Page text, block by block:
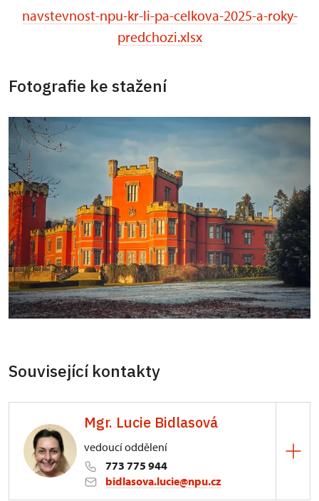
navstevnost-npu-kr-li-pa-celkova-2025-a-roky-
predchozi.xlsx
Fotografie ke stažení
Související kontakty
Mgr. Lucie Bidlasová
vedoucí oddělení
773 775 944
bidlasova.lucie@npu.cz